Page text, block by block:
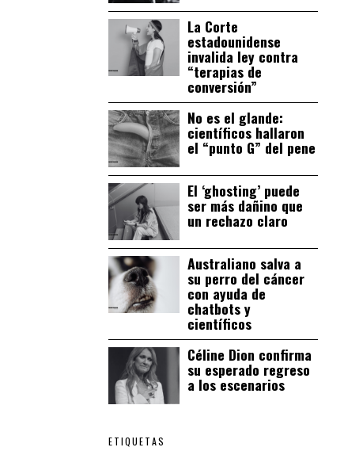
La Corte
estadounidense
invalida ley contra
“terapias de
conversión”
No es el glande:
científicos hallaron
el “punto G” del pene
El ‘ghosting’ puede
ser más dañino que
un rechazo claro
Australiano salva a
su perro del cáncer
con ayuda de
chatbots y
científicos
Céline Dion confirma
su esperado regreso
a los escenarios
ETIQUETAS